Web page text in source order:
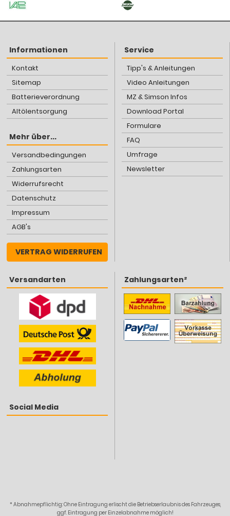
Informationen
Kontakt
Sitemap
Batterieverordnung
Altölentsorgung
Mehr über...
Versandbedingungen
Zahlungsarten
Widerrufsrecht
Datenschutz
Impressum
AGB's
VERTRAG WIDERRUFEN
Service
Tipp's & Anleitungen
Video Anleitungen
MZ & Simson Infos
Download Portal
Formulare
FAQ
Umfrage
Newsletter
Versandarten
Social Media
Zahlungsarten²
* Abnahmepflichtig: Ohne Eintragung erlischt die Betriebserlaubnis des Fahrzeuges,
ggf. Eintragung per Einzelabnahme möglich!